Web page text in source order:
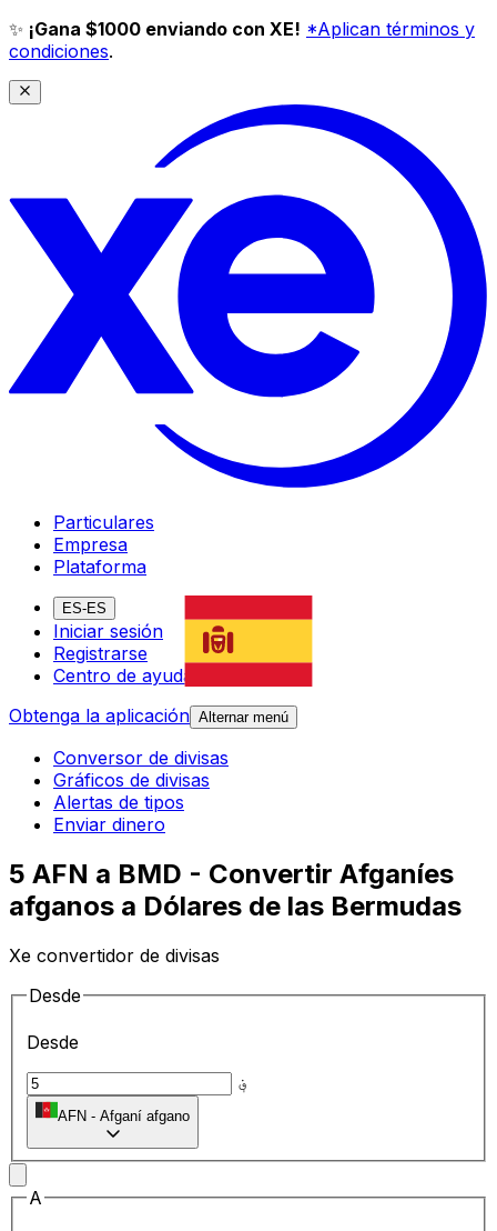
✨ ¡Gana $1000 enviando con XE! *Aplican términos y
condiciones.
Particulares
Empresa
Plataforma
ES-ES
Iniciar sesión
Registrarse
Centro de ayuda
Obtenga la aplicación Alternar menú
Conversor de divisas
Gráficos de divisas
Alertas de tipos
Enviar dinero
5 AFN a BMD - Convertir Afganíes
afganos a Dólares de las Bermudas
Xe convertidor de divisas
Desde
Desde
؋
AFN - Afganí afgano
A